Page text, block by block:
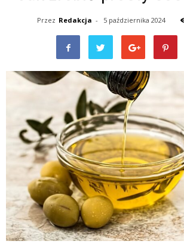
Przez Redakcja - 5 października 2024